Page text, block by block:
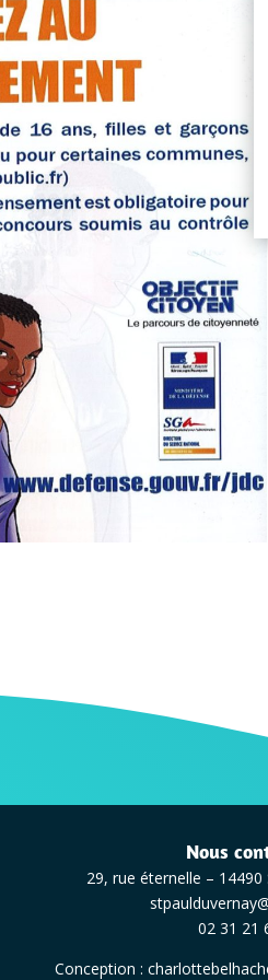
Nous
29, rue éternelle – 14490
02 31 21
Conception :